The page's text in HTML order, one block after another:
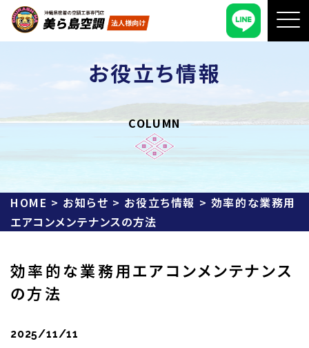
お役立ち情報
COLUMN
HOME > お知らせ > お役立ち情報 > 効率的な業務用
エアコンメンテナンスの方法
効率的な業務用エアコンメンテナンス
の方法
2025/11/11